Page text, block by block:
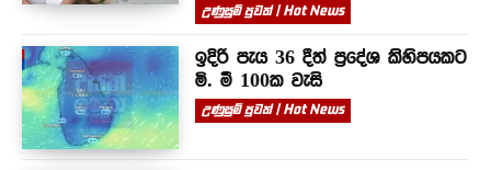
උණුසුම් පුවත් | Hot News
ඉදිරි පැය 36 දීත් ප්‍රදේශ කිහිපයකට
මි. මී 100ක වැසි
උණුසුම් පුවත් | Hot News